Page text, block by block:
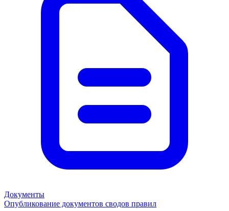
Документы
Опубликование документов сводов правил